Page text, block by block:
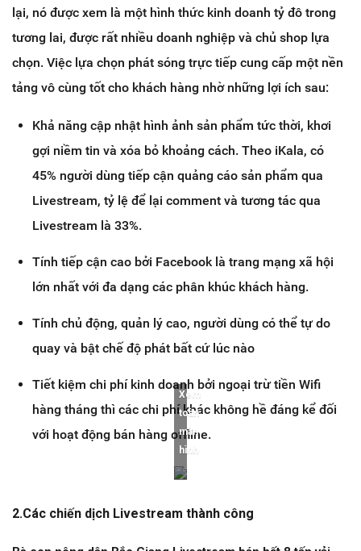
lại, nó được xem là một hình thức kinh doanh tỷ đô trong
tương lai, được rất nhiều doanh nghiệp và chủ shop lựa
chọn. Việc lựa chọn phát sóng trực tiếp cung cấp một nền
tảng vô cùng tốt cho khách hàng nhờ những lợi ích sau:
Khả năng cập nhật hình ảnh sản phẩm tức thời, khơi
gợi niềm tin và xóa bỏ khoảng cách. Theo iKala, có
45% người dùng tiếp cận quảng cáo sản phẩm qua
Livestream, tỷ lệ để lại comment và tương tác qua
Livestream là 33%.
Tính tiếp cận cao bởi Facebook là trang mạng xã hội
lớn nhất với đa dạng các phân khúc khách hàng.
Tính chủ động, quản lý cao, người dùng có thể tự do
quay và bật chế độ phát bất cứ lúc nào
Tiết kiệm chi phí kinh doanh bởi ngoại trừ tiền Wifi
hàng tháng thì các chi phí khác không hề đáng kể đối
với hoạt động bán hàng offline.
Xem
toàn
màn
hình
2.Các chiến dịch Livestream thành công